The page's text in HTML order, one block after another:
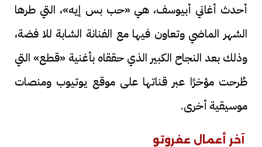
أحدث أغاني أبيوسف، هي «حب بس إيه»، التي طرها
الشهر الماضي وتعاون فيها مع الفنانة الشابة للا فضة،
وذلك بعد النجاح الكبير الذي حققاه بأغنية «قطع» التي
طُرحت مؤخرًا عبر قناتها على موقع يوتيوب ومنصات
موسيقية أخرى.
آخر أعمال عفروتو